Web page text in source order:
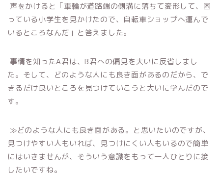
声をかけると「車輪が道路端の側溝に落ちて変形して、困
っている小学生を見かけたので、自転車ショップへ運んで
いるところなんだ」と答えました。
事情を知ったA君は、B君への偏見を大いに反省しまし
た。そして、どのような人にも良き面があるのだから、で
きるだけ良いところを見つけていこうと大いに学んだので
す。
≫どのような人にも良き面がある。と思いたいのですが、
見つけやすい人もいれば、見つけにくい人もいるので簡単
にはいきませんが、そういう意識をもって一人ひとりに接
したいですね。